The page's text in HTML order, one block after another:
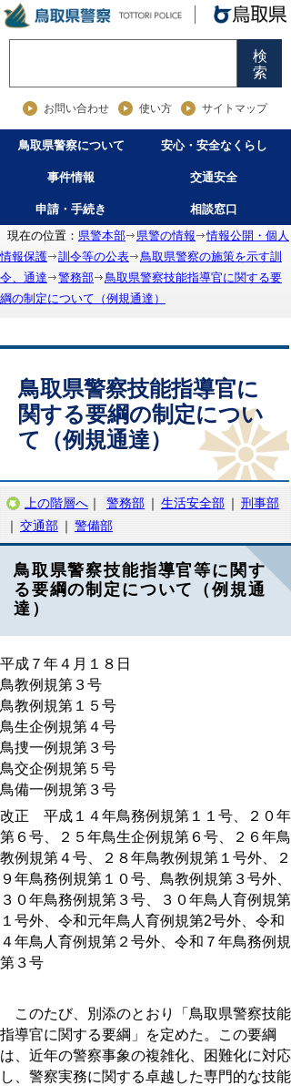
検
索
お問い合わせ 使い方 サイトマップ
鳥取県警察について 安心・安全なくらし
事件情報 交通安全
申請・手続き
相談窓口
現在の位置： 県警本部 県警の情報
情報公開・個人
情報保護
訓令等の公表
鳥取県警察の施策を示す訓
令、通達
警務部
鳥取県警察技能指導官に関する要
綱の制定について（例規通達）
鳥取県警察技能指導官に
関する要綱の制定につい
て（例規通達）
上の階層へ ｜ 警務部 ｜ 生活安全部 ｜ 刑事部
｜ 交通部 ｜ 警備部
鳥取県警察技能指導官等に関す
る要綱の制定について（例規通
達）
平成７年４月１８日
鳥教例規第３号
鳥教例規第１５号
鳥生企例規第４号
鳥捜一例規第３号
鳥交企例規第５号
鳥備一例規第３号
改正 平成１４年鳥務例規第１１号、２０年
第６号、２５年鳥生企例規第６号、２６年鳥
教例規第４号、２８年鳥教例規第１号外、２
９年鳥務例規第１０号、鳥教例規第３号外、
３０年鳥務例規第３号、３０年鳥人育例規第
１号外、令和元年鳥人育例規第2号外、令和
４年鳥人育例規第２号外、令和７年鳥務例規
第３号
このたび、別添のとおり「鳥取県警察技能
指導官に関する要綱」を定めた。この要綱
は、近年の警察事象の複雑化、困難化に対応
し、警察実務に関する卓越した専門的な技能